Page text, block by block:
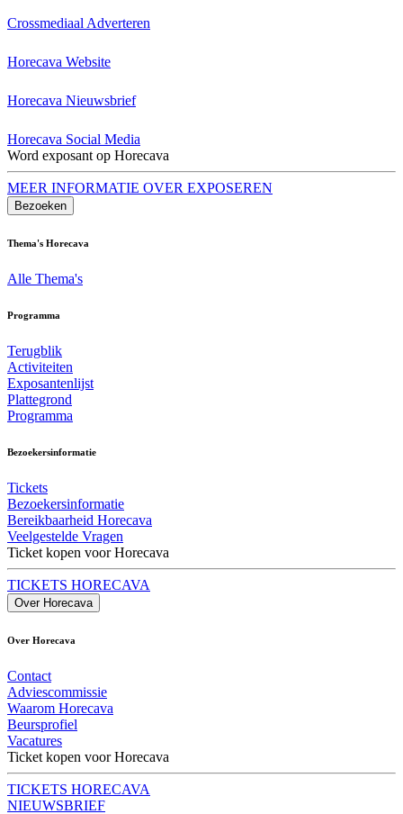
Crossmediaal Adverteren
Horecava Website
Horecava Nieuwsbrief
Horecava Social Media
Word exposant op Horecava
MEER INFORMATIE OVER EXPOSEREN
Bezoeken
Thema's Horecava
Alle Thema's
Programma
Terugblik
Activiteiten
Exposantenlijst
Plattegrond
Programma
Bezoekersinformatie
Tickets
Bezoekersinformatie
Bereikbaarheid Horecava
Veelgestelde Vragen
Ticket kopen voor Horecava
TICKETS HORECAVA
Over Horecava
Over Horecava
Contact
Adviescommissie
Waarom Horecava
Beursprofiel
Vacatures
Ticket kopen voor Horecava
TICKETS HORECAVA
NIEUWSBRIEF